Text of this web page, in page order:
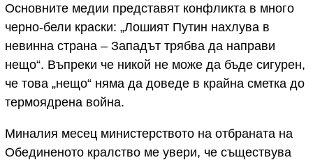
Основните медии представят конфликта в много
черно-бели краски: „Лошият Путин нахлува в
невинна страна – Западът трябва да направи
нещо“. Въпреки че никой не може да бъде сигурен,
че това „нещо“ няма да доведе в крайна сметка до
термоядрена война.
Миналия месец министерството на отбраната на
Обединеното кралство ме увери, че съществува